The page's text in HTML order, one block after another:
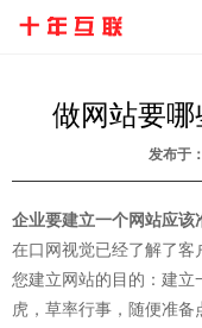
做网站要哪
发布于
企业要建立一个网站应该
在口网视觉已经了解了
您建立网站的目的：建立
虎，草率行事，随便准